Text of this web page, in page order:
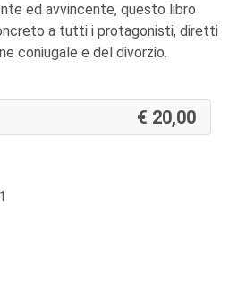
ed avvincente, questo libro
a tutti i protagonisti, diretti
coniugale e del divorzio.
20,00